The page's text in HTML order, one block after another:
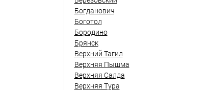
Богданович
Боготол
Бородино
Брянск
Верхний Тагил
Верхняя Пышма
Верхняя Салда
Верхняя Тура